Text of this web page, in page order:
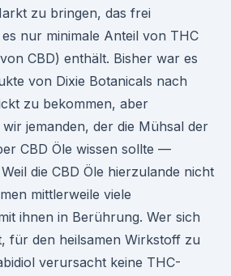
zu bringen, das frei
nur minimale Anteil von THC
CBD) enthält. Bisher war es
von Dixie Botanicals nach
zu bekommen, aber
jemanden, der die Mühsal der
CBD Öle wissen sollte —
die CBD Öle hierzulande nicht
mittlerweile viele
ihnen in Berührung. Wer sich
für den heilsamen Wirkstoff zu
verursacht keine THC-